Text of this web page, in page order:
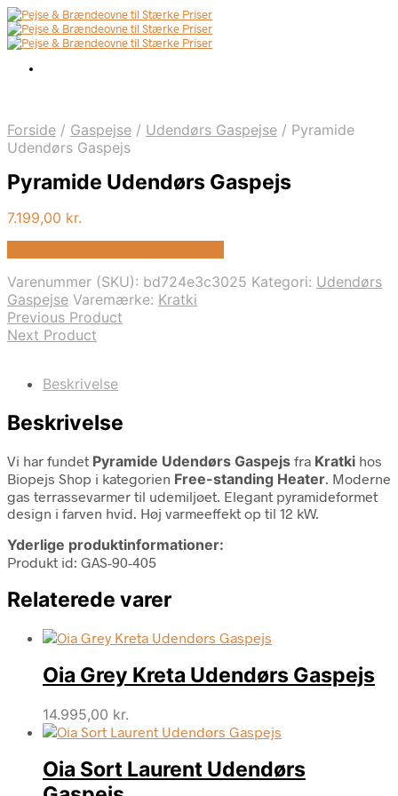
Forside / Gaspejse / Udendørs Gaspejse / Pyramide
Udendørs Gaspejs
Pyramide Udendørs Gaspejs
7.199,00 kr.
Varenummer (SKU): bd724e3c3025 Kategori: Udendørs
Gaspejse Varemærke: Kratki
Previous Product
Next Product
Beskrivelse
Beskrivelse
Vi har fundet Pyramide Udendørs Gaspejs fra Kratki hos
Biopejs Shop i kategorien Free-standing Heater. Moderne
gas terrassevarmer til udemiljøet. Elegant pyramideformet
design i farven hvid. Høj varmeeffekt op til 12 kW.
Yderlige produktinformationer:
Produkt id: GAS-90-405
Relaterede varer
Oia Grey Kreta Udendørs Gaspejs
14.995,00 kr.
Oia Sort Laurent Udendørs